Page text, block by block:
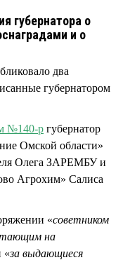
губернатора о
и о
два
губернатором
№140-р губернатор
Омской области»
Олега ЗАРЕМБУ и
Агрохим» Салиса
«советником
на
«за выдающиеся